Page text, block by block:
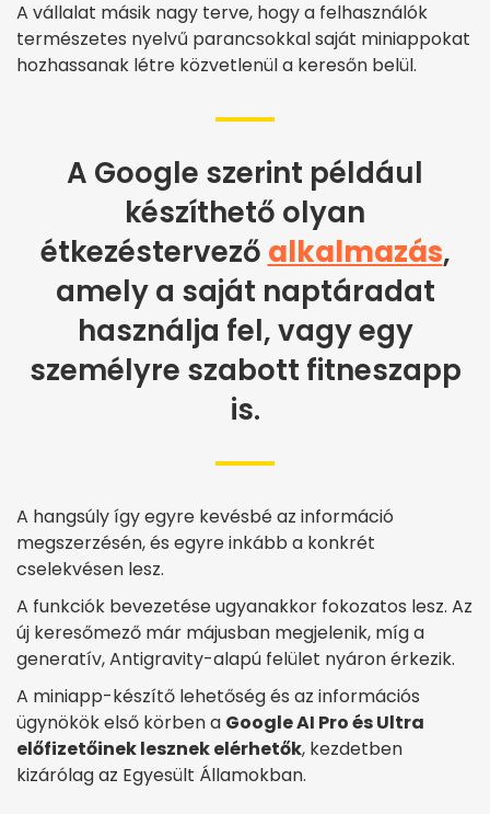
A vállalat másik nagy terve, hogy a felhasználók
természetes nyelvű parancsokkal saját miniappokat
hozhassanak létre közvetlenül a keresőn belül.
A Google szerint például
készíthető olyan
étkezéstervező alkalmazás,
amely a saját naptáradat
használja fel, vagy egy
személyre szabott fitneszapp
is.
A hangsúly így egyre kevésbé az információ
megszerzésén, és egyre inkább a konkrét
cselekvésen lesz.
A funkciók bevezetése ugyanakkor fokozatos lesz. Az
új keresőmező már májusban megjelenik, míg a
generatív, Antigravity-alapú felület nyáron érkezik.
A miniapp-készítő lehetőség és az információs
ügynökök első körben a Google AI Pro és Ultra
előfizetőinek lesznek elérhetők, kezdetben
kizárólag az Egyesült Államokban.